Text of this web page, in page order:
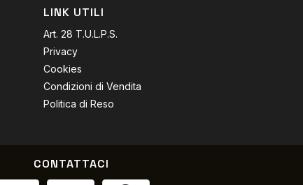
LINK UTILI
Art. 28 T.U.L.P.S.
Privacy
Cookies
Condizioni di Vendita
Politica di Reso
CONTATTACI